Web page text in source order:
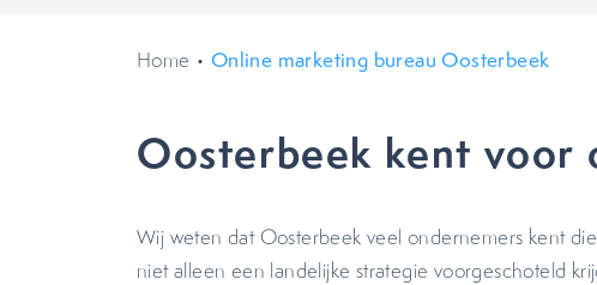
Home • Online marketing bureau Oosterbeek
Oosterbeek kent voor
Wij weten dat Oosterbeek veel ondernemers kent
niet alleen een landelijke strategie voorgeschoteld